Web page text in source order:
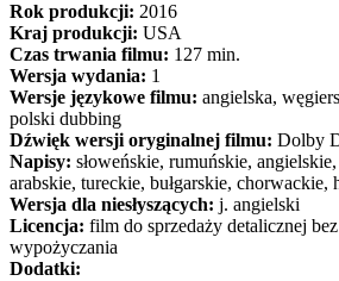
Rok produkcji: 2016
Kraj produkcji: USA
Czas trwania filmu: 127 min.
Wersja wydania: 1
Wersje językowe filmu: angielska,
polski dubbing
Dźwięk wersji oryginalnej filmu: Dolby
Napisy: słoweńskie, rumuńskie,
arabskie, tureckie, bułgarskie, chorwackie,
Wersja dla niesłyszących: j. angielski
Licencja: film do sprzedaży detalicznej
wypożyczania
Dodatki: